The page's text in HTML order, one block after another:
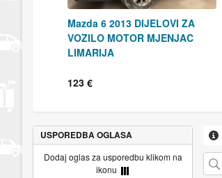
Mazda 6 2013 DIJELOVI ZA
VOZILO MOTOR MJENJAC
LIMARIJA
123 €
USPOREDBA OGLASA
Dodaj oglas za usporedbu klikom na
ikonu